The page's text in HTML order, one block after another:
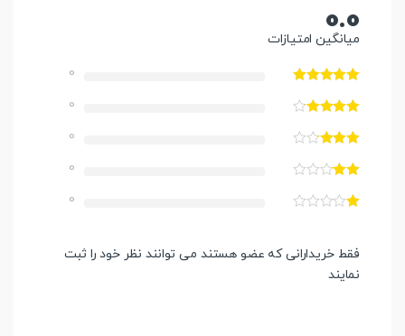
0.0
میانگین امتیازات
0
0
0
0
0
فقط خریدارانی که عضو هستند می توانند نظر خود را ثبت
نمایند